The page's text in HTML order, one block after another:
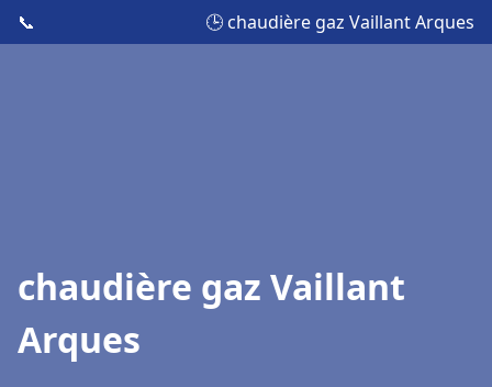
📞 🕒 chaudière gaz Vaillant Arques
chaudière gaz Vaillant
Arques